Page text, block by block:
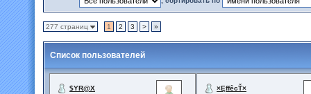
277 страниц 1 2 3 > »
Список пользователей
$YR@X ×ĘffêcŤ×